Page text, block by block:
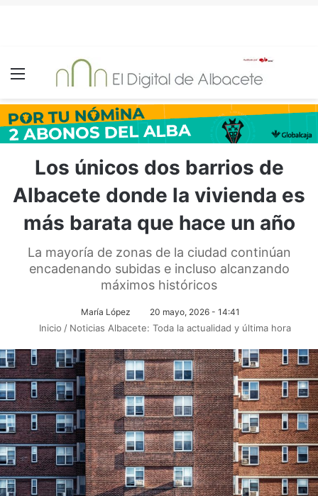
Menú
Los únicos dos barrios de
Albacete donde la vivienda es
más barata que hace un año
La mayoría de zonas de la ciudad continúan
encadenando subidas e incluso alcanzando
máximos históricos
María López 20 mayo, 2026 - 14:41
Inicio / Noticias Albacete: Toda la actualidad y última hora